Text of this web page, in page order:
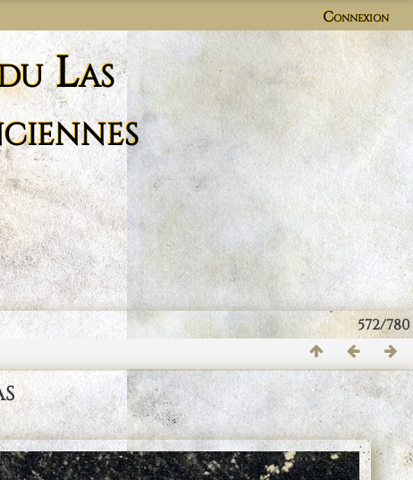
Connexion
Las
572/780